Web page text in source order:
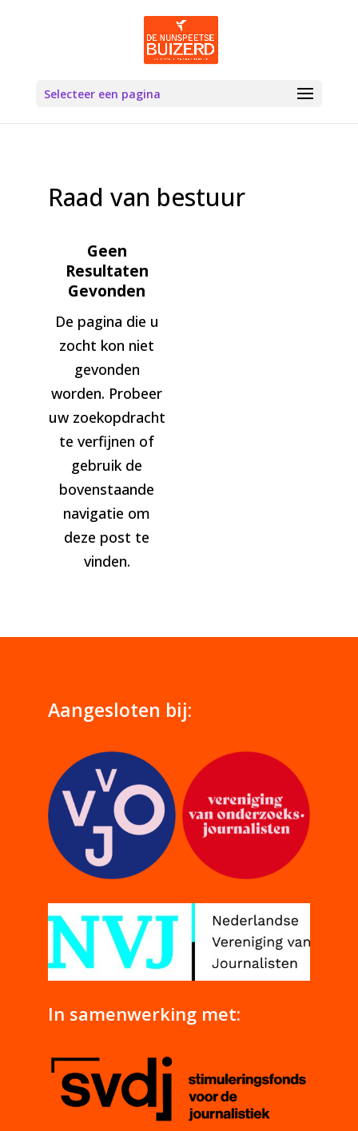
Selecteer een pagina
Raad van bestuur
Geen
Resultaten
Gevonden
De pagina die u
zocht kon niet
gevonden
worden. Probeer
uw zoekopdracht
te verfijnen of
gebruik de
bovenstaande
navigatie om
deze post te
vinden.
Aangesloten bij:
In samenwerking met: